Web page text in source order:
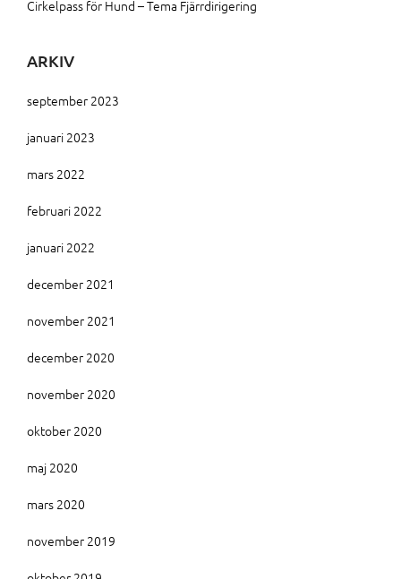
Cirkelpass för Hund – Tema Fjärrdirigering
ARKIV
september 2023
januari 2023
mars 2022
februari 2022
januari 2022
december 2021
november 2021
december 2020
november 2020
oktober 2020
maj 2020
mars 2020
november 2019